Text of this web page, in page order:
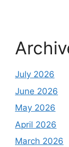
July 2026
June 2026
May 2026
April 2026
March 2026